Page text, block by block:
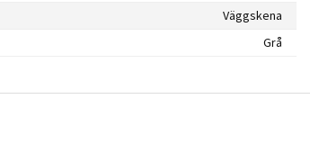
Väggskena
Grå